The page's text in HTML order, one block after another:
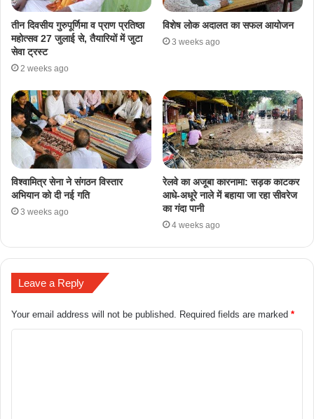
तीन दिवसीय गुरुपूर्णिमा व प्राण प्रतिष्ठा
महोत्सव 27 जुलाई से, तैयारियों में जुटा
सेवा ट्रस्ट
2 weeks ago
विशेष लोक अदालत का सफल आयोजन
3 weeks ago
​विश्वामित्र सेना ने संगठन विस्तार
अभियान को दी नई गति
3 weeks ago
रेलवे का अजूबा कारनामा: सड़क काटकर
आधे-अधूरे नाले में बहाया जा रहा सीवरेज
का गंदा पानी
4 weeks ago
Leave a Reply
Your email address will not be published. Required fields are marked *